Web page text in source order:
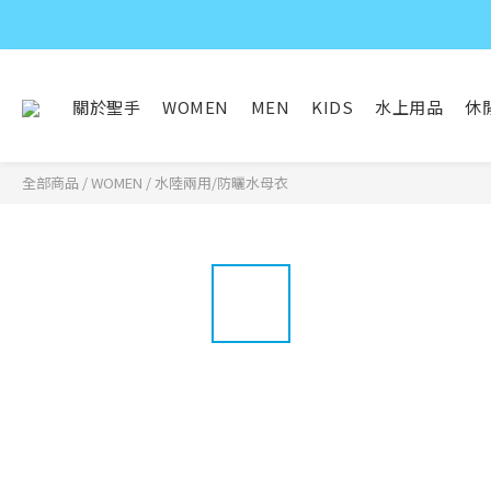
關於聖手 WOMEN MEN KIDS 水上用品 休
全部商品 /WOMEN / 水陸兩用/防曬水母衣